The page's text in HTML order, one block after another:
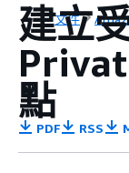
文件
建立
點
PDF RSS